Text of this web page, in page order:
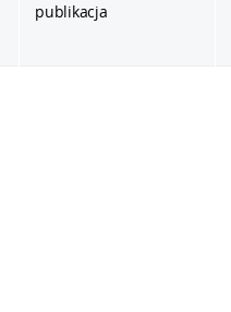
publikacja